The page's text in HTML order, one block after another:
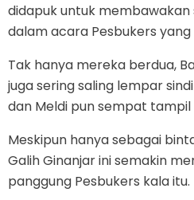
didapuk untuk
dalam acara Pesbukers yang
Tak hanya mereka berdua,
juga sering saling lempar
dan Meldi pun sempat
Meskipun hanya sebagai
Galih Ginanjar ini semakin
panggung Pesbukers kala itu.